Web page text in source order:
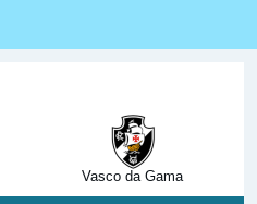
Vasco da Gama